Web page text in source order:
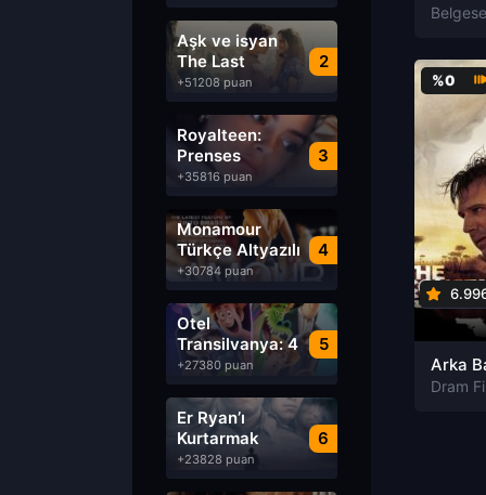
2
Aşk ve isyan
The Last
Parasido izle
+51208 puan
3
Royalteen:
Prenses
Margrethe izle
+35816 puan
4
Monamour
Türkçe Altyazılı
izle
+30784 puan
5
Otel
Transilvanya: 4
Transformanya
izle
+27380 puan
6
Er Ryan’ı
Kurtarmak
Saving Private
Ryan Türkçe
+23828 puan
%0
Dram